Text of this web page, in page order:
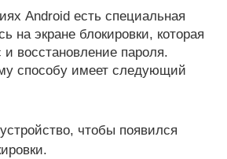
Android есть специальная
на экране блокировки, которая
и восстановление пароля.
способу имеет следующий
чтобы появился